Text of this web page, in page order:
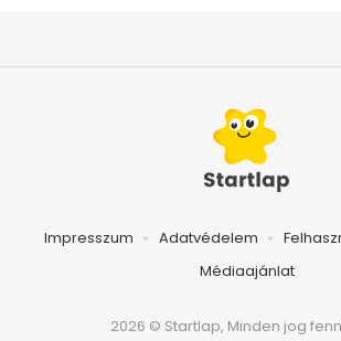
Impresszum Adatvédelem
Médiaajánlat
2026 © Startlap, Minden jog